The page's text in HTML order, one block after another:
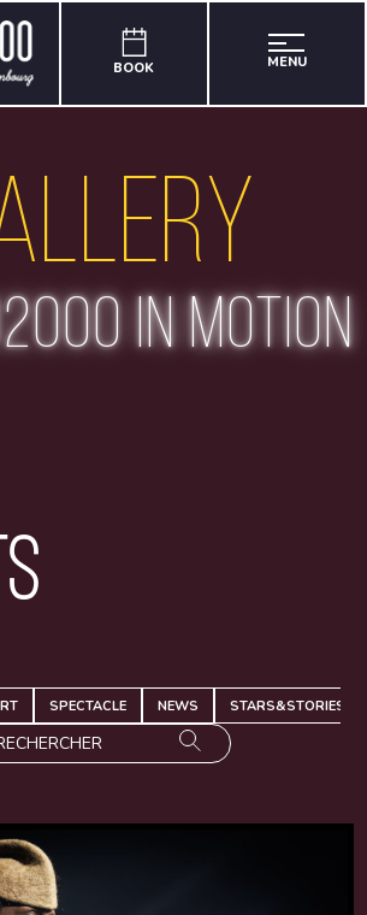
BOOK MENU
in motion
SPECTACLE NEWS STARS&STORIES